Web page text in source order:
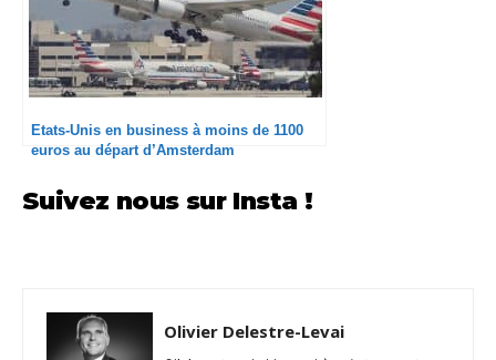
Etats-Unis en business à moins de 1100
euros au départ d’Amsterdam
Suivez nous sur Insta !
Olivier Delestre-Levai